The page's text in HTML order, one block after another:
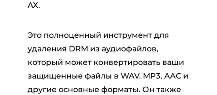
AX.
Это полноценный инструмент для
удаления DRM из аудиофайлов,
который может конвертировать ваши
защищенные файлы в WAV. MP3, AAC и
другие основные форматы. Он также